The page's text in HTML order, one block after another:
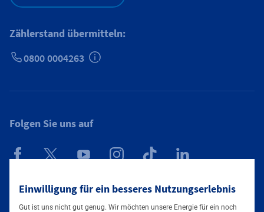
Einwilligung für ein besseres Nutzungserlebnis
Gut ist uns nicht gut genug. Wir möchten unsere Energie für ein noch
Zählerstand übermitteln:
0800 0004263
Folgen Sie uns auf
Mainova App